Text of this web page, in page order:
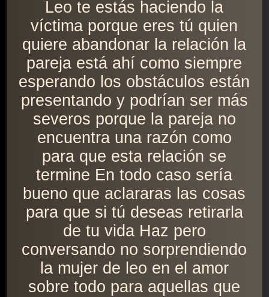
Leo te estás haciendo la
víctima porque eres tú quien
quiere abandonar la relación la
pareja está ahí como siempre
esperando los obstáculos están
presentando y podrían ser más
severos porque la pareja no
encuentra una razón como
para que esta relación se
termine En todo caso sería
bueno que aclararas las cosas
para que si tú deseas retirarla
de tu vida Haz pero
conversando no sorprendiendo
la mujer de leo en el amor
sobre todo para aquellas que